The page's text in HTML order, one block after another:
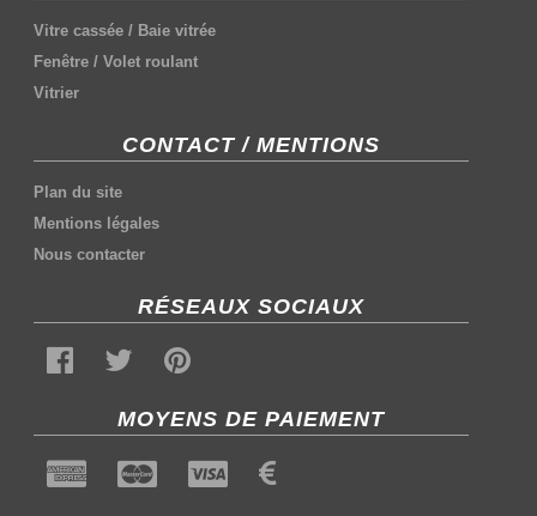
Vitre cassée / Baie vitrée
Fenêtre /Volet roulant
Vitrier
CONTACT / MENTIONS
Plan du site
Mentions légales
Nous contacter
RÉSEAUX SOCIAUX
MOYENS DE PAIEMENT